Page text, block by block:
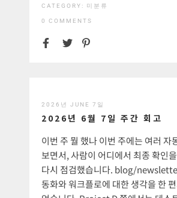
CATEGORY: 미분류
0 COMMENTS
2026년 JUNE 7일
2026년 6월 7일 주간 회고
이번 주 뭘 했나 이번 주에는 여러 자
보면서, 사람이 어디에서 최종 확인
다시 점검했습니다. blog/
동화와 워크플로에 대한 생각을 한